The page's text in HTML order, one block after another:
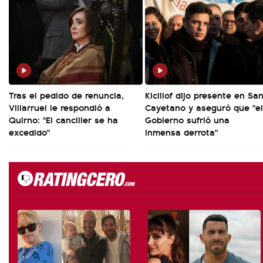
Tras el pedido de renuncia,
Villarruel le respondió a
Quirno: "El canciller se ha
excedido"
Kicillof dijo presente en San
Cayetano y aseguró que "el
Gobierno sufrió una
inmensa derrota"